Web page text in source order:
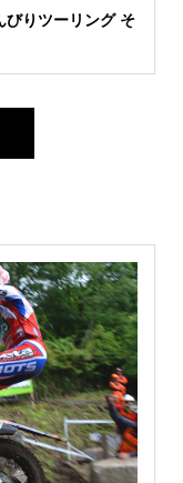
びりツーリング そ